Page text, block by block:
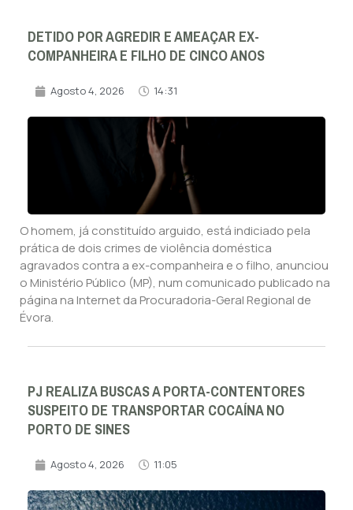
DETIDO POR AGREDIR E AMEAÇAR EX-
COMPANHEIRA E FILHO DE CINCO ANOS
Agosto 4, 2026 14:31
O homem, já constituído arguido, está indiciado pela
prática de dois crimes de violência doméstica
agravados contra a ex-companheira e o filho, anunciou
o Ministério Público (MP), num comunicado publicado na
página na Internet da Procuradoria-Geral Regional de
Évora.
PJ REALIZA BUSCAS A PORTA-CONTENTORES
SUSPEITO DE TRANSPORTAR COCAÍNA NO
PORTO DE SINES
Agosto 4, 2026 11:05